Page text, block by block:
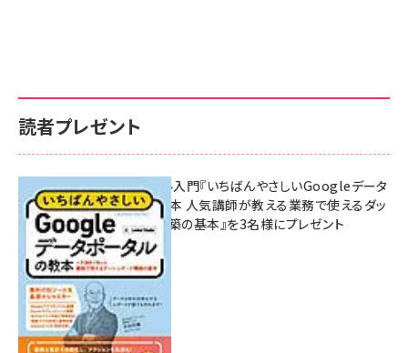
読者プレゼント
無料BIツール入門『いちばんやさしいGoogleデータ
ポータルの教本 人気講師が教える業務で使えるダッ
シュボード構築の基本』を3名様にプレゼント
7月31日 10:00